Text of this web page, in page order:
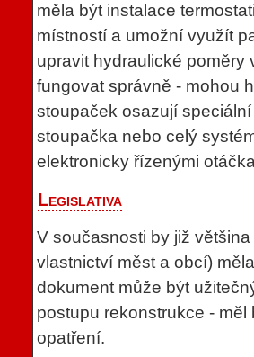
měla být instalace
místností a umožní využít
upravit hydraulické poměry
fungovat správně - mohou
stoupaček osazují
stoupačka nebo celý
elektronicky řízenými
Legislativa
V současnosti by již
vlastnictví měst a obcí)
dokument může být
postupu rekonstrukce -
opatření.